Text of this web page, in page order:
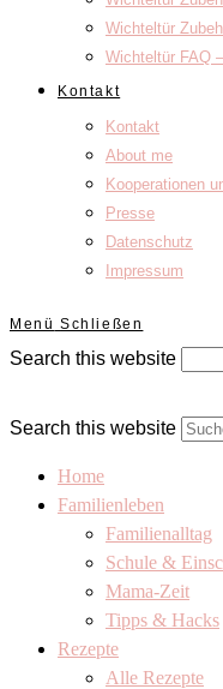
Wichteltür
Wichteltür FAQ
Kontakt
Kontakt
About me
Kooperationen
Presse
Datenschutz
Impressum
Menü Schließen
Search this website
Search this website
Home
Familienleben
Familienalltag
Schule &
Mama-Zeit
Tipps & Hacks
Rezepte
Alle Rezepte